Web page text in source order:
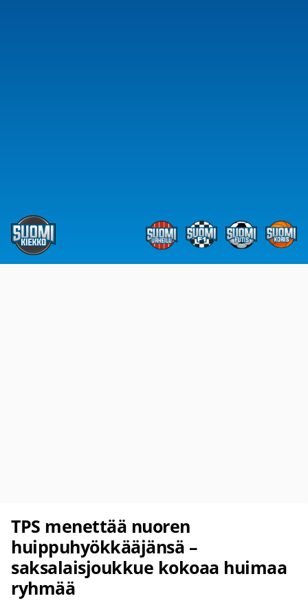
TPS menettää nuoren
huippuhyökkääjänsä –
saksalaisjoukkue kokoaa huimaa
ryhmää